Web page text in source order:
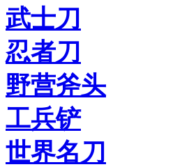
武士刀
忍者刀
野营斧头
工兵铲
世界名刀